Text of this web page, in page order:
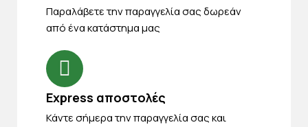
Παραλάβετε την παραγγελία σας δωρεάν
από ένα κατάστημα μας
Express αποστολές
Κάντε σήμερα την παραγγελία σας και